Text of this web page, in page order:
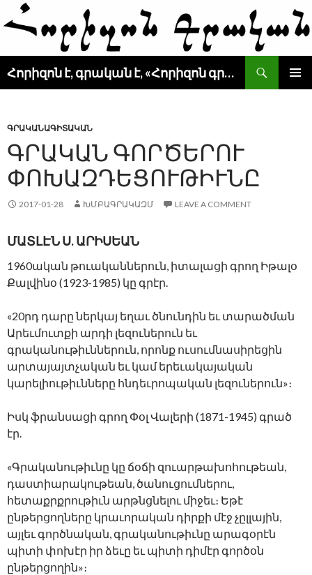
Հորիզոն է, գրական է, «Հորիզոն գրական» է
SKIP
ԳՐԱԿԱՆԱԳԻՏԱԿԱՆ
ԳՐԱԿԱՆ ԳՈՐԾԵՐՈՒ
ՓՈԽԱԶԴԵՑՈՒԹԻՒՆԸ
2017-01-28 ԽՄԲԱԳՐԱԿԱԶՄ LEAVE A COMMENT
ՄԱՏԼԷՆ Ս. ԱՐԻՍԵԱՆ
1960ական թուականներուն, իտալացի գրող Իթալօ
Քալվինօ (1923-1985) կը գրէր.
«20րդ դարը ներկայ եղաւ ծնունդին եւ տարածման
Արեւմուտքի արդի լեզուներուն եւ
գրականութիւններուն, որոնք ուսումնասիրեցին
արտայայտչական եւ կամ երեւակայական
կարելիութիւնները հնդեւրոպական լեզուներուն»։
Իսկ ֆրանսացի գրող Փօլ Վալերի (1871-1945) գրած
էր.
«Գրականութիւնը կը ճօճի զուարթախոհութեան,
դաստիարակութեան, ծանուցումներու,
հետաքրքրութիւն արթնցնելու միջեւ։ Եթէ
ընթերցողները կրաւորական դիրքի մէջ չըլլային,
այլեւ գործնական, գրականութիւնը արագօրէն
պիտի փոխէր իր ձեւը եւ պիտի դիմէր գործօն
ընթերցողին»։